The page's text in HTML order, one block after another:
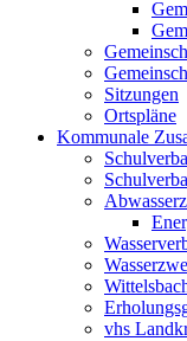
Sitzungen
Ortspläne
Kommunale
vhs